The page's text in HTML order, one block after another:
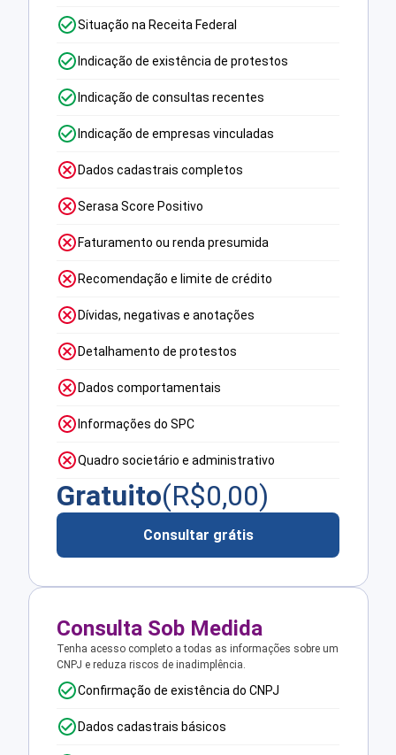
Situação na Receita Federal
Indicação de existência de protestos
Indicação de consultas recentes
Indicação de empresas vinculadas
Dados cadastrais completos
Serasa Score Positivo
Faturamento ou renda presumida
Recomendação e limite de crédito
Dívidas, negativas e anotações
Detalhamento de protestos
Dados comportamentais
Informações do SPC
Quadro societário e administrativo
Gratuito(R$0,00)
Consultar grátis
Consulta Sob Medida
Tenha acesso completo a todas as informações sobre um
CNPJ e reduza riscos de inadimplência.
Confirmação de existência do CNPJ
Dados cadastrais básicos